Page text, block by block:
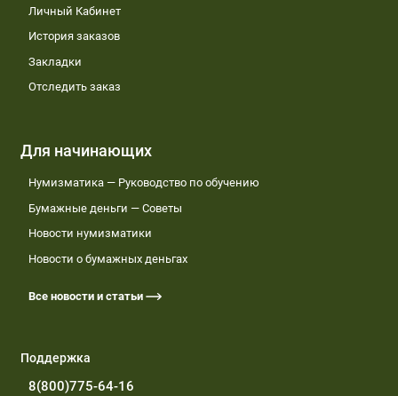
Личный Кабинет
История заказов
Закладки
Отследить заказ
Для начинающих
Нумизматика — Руководство по обучению
Бумажные деньги — Советы
Новости нумизматики
Новости о бумажных деньгах
Все новости и статьи
Поддержка
8(800)775-64-16